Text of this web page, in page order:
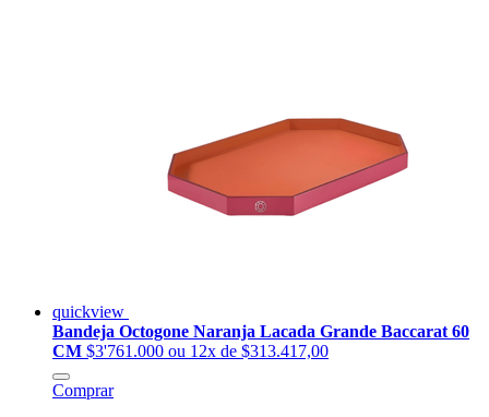
quickview
Bandeja Octogone Naranja Lacada Grande Baccarat 60
CM $3'761.000 ou 12x de $313.417,00
Comprar